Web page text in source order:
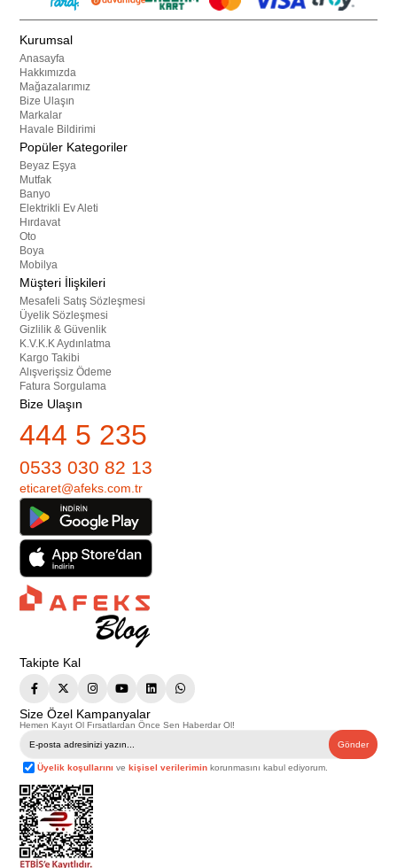
Kurumsal
Anasayfa
Hakkımızda
Mağazalarımız
Bize Ulaşın
Markalar
Havale Bildirimi
Popüler Kategoriler
Beyaz Eşya
Mutfak
Banyo
Elektrikli Ev Aleti
Hırdavat
Oto
Boya
Mobilya
Müşteri İlişkileri
Mesafeli Satış Sözleşmesi
Üyelik Sözleşmesi
Gizlilik & Güvenlik
K.V.K.K Aydınlatma
Kargo Takibi
Alışverişsiz Ödeme
Fatura Sorgulama
Bize Ulaşın
444 5 235
0533 030 82 13
eticaret@afeks.com.tr
Takipte Kal
Size Özel Kampanyalar
Hemen Kayıt Ol Fırsatlardan Önce Sen Haberdar Ol!
Gönder
Üyelik koşullarını vekişisel verilerimin korunmasını kabul ediyorum.